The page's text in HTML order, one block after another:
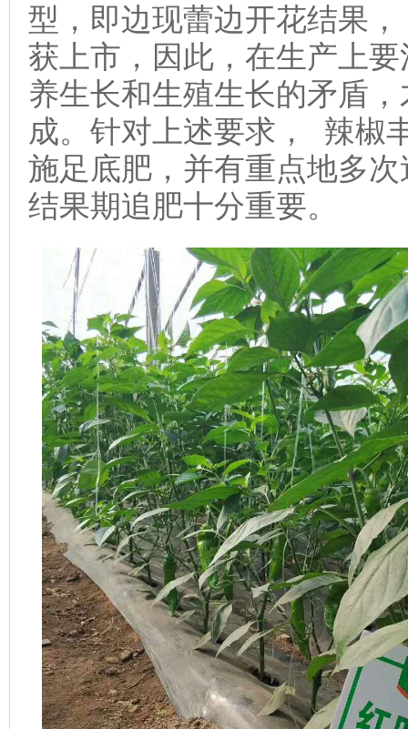
型，即边现蕾边开花结果
获上市，因此，在生产上
养生长和生殖生长的矛盾
成。针对上述要求， 辣椒
施足底肥，并有重点地多
结果期追肥十分重要。